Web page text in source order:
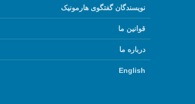
نویسندگان گفتگوی هارمونیک
قوانین ما
درباره ما
English